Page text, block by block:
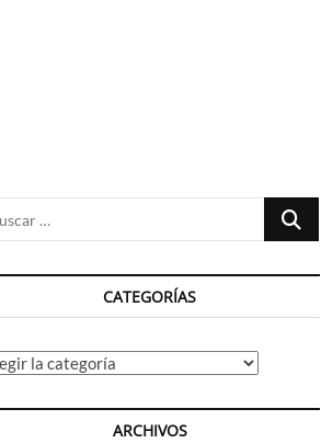
Buscar
CATEGORÍAS
ARCHIVOS